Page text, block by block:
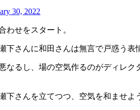
30, 2022
わせをスタート。
さんに和田さんは無言で戸惑う表
るし、場の空気作るのがディレク
さんを立てつつ、空気を和ませよ